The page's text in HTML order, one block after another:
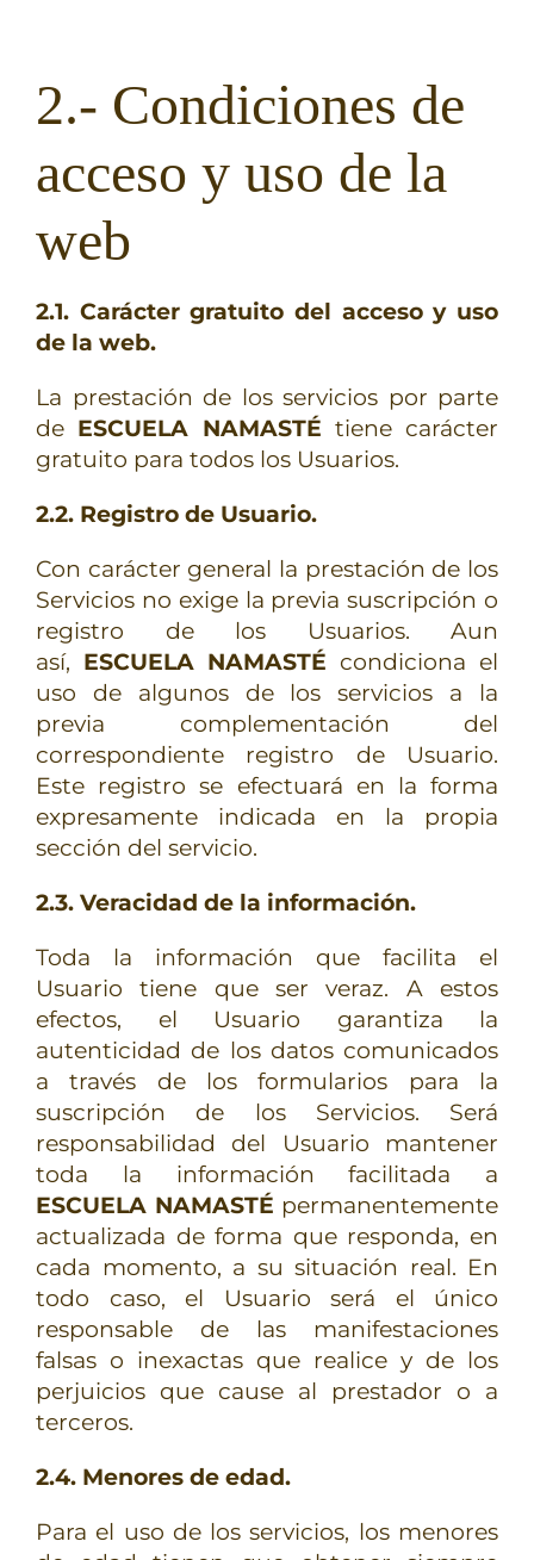
2.- Condiciones de
acceso y uso de la
web
2.1. Carácter gratuito del acceso y uso
de la web.
La prestación de los servicios por parte
de ESCUELA NAMASTÉ tiene carácter
gratuito para todos los Usuarios.
2.2. Registro de Usuario.
Con carácter general la prestación de los
Servicios no exige la previa suscripción o
registro de los Usuarios. Aun
así, ESCUELA NAMASTÉ condiciona el
uso de algunos de los servicios a la
previa complementación del
correspondiente registro de Usuario.
Este registro se efectuará en la forma
expresamente indicada en la propia
sección del servicio.
2.3. Veracidad de la información.
Toda la información que facilita el
Usuario tiene que ser veraz. A estos
efectos, el Usuario garantiza la
autenticidad de los datos comunicados
a través de los formularios para la
suscripción de los Servicios. Será
responsabilidad del Usuario mantener
toda la información facilitada a
ESCUELA NAMASTÉ permanentemente
actualizada de forma que responda, en
cada momento, a su situación real. En
todo caso, el Usuario será el único
responsable de las manifestaciones
falsas o inexactas que realice y de los
perjuicios que cause al prestador o a
terceros.
2.4. Menores de edad.
Para el uso de los servicios, los menores